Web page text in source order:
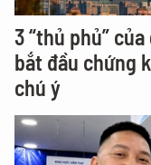
3 “thủ phủ”
bắt đầu chứng
chú ý